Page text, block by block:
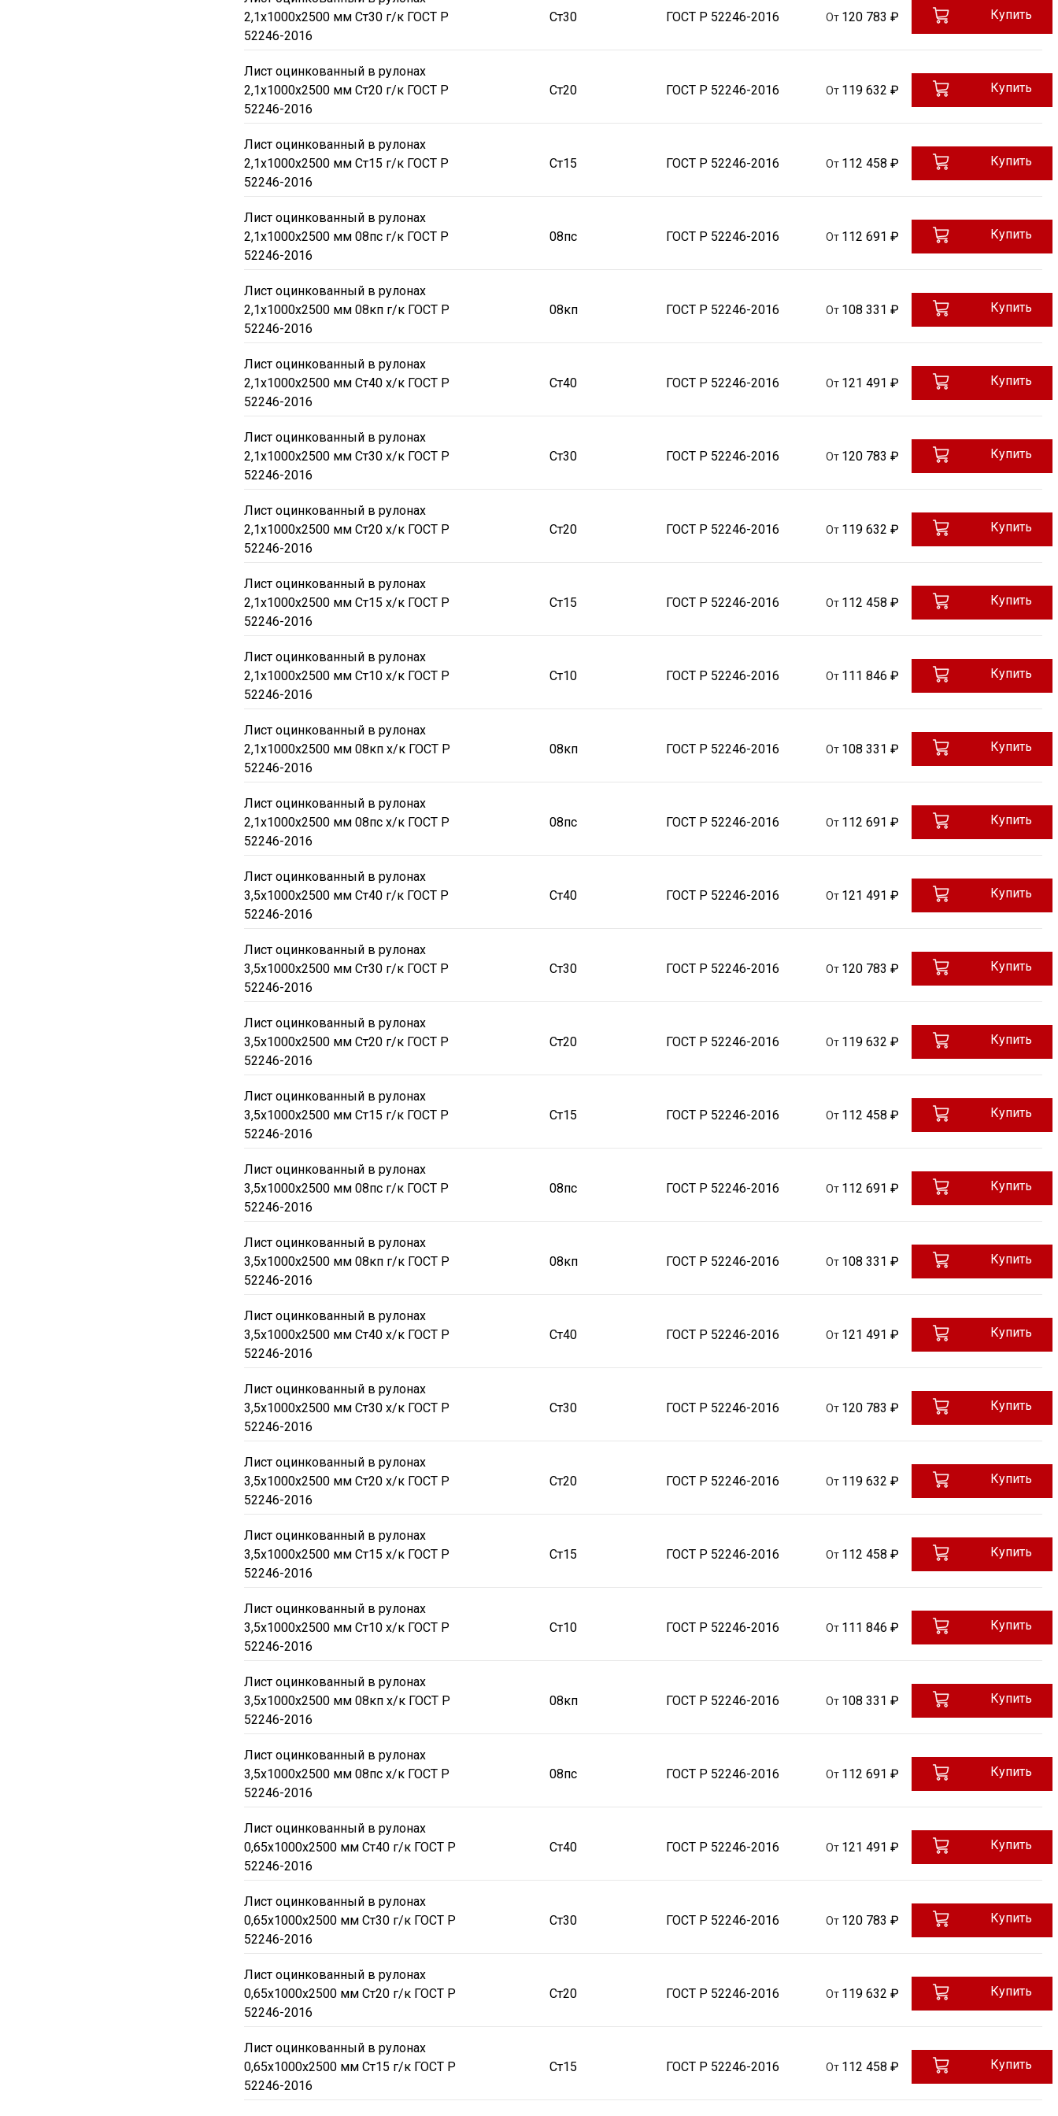
2,1х1000х2500 мм Ст30 г/к ГОСТ Р
52246-2016
Ст30 ГОСТ Р 52246-2016 От 120 783 ₽ Купить
Лист оцинкованный в рулонах
2,1х1000х2500 мм Ст20 г/к ГОСТ Р
52246-2016
Ст20 ГОСТ Р 52246-2016 От 119 632 ₽ Купить
Лист оцинкованный в рулонах
2,1х1000х2500 мм Ст15 г/к ГОСТ Р
52246-2016
Ст15 ГОСТ Р 52246-2016 От 112 458 ₽ Купить
Лист оцинкованный в рулонах
2,1х1000х2500 мм 08пс г/к ГОСТ Р
52246-2016
08пс ГОСТ Р 52246-2016 От 112 691 ₽ Купить
Лист оцинкованный в рулонах
2,1х1000х2500 мм 08кп г/к ГОСТ Р
52246-2016
08кп ГОСТ Р 52246-2016 От 108 331 ₽ Купить
Лист оцинкованный в рулонах
2,1х1000х2500 мм Ст40 х/к ГОСТ Р
52246-2016
Ст40 ГОСТ Р 52246-2016 От 121 491 ₽ Купить
Лист оцинкованный в рулонах
2,1х1000х2500 мм Ст30 х/к ГОСТ Р
52246-2016
Ст30 ГОСТ Р 52246-2016 От 120 783 ₽ Купить
Лист оцинкованный в рулонах
2,1х1000х2500 мм Ст20 х/к ГОСТ Р
52246-2016
Ст20 ГОСТ Р 52246-2016 От 119 632 ₽ Купить
Лист оцинкованный в рулонах
2,1х1000х2500 мм Ст15 х/к ГОСТ Р
52246-2016
Ст15 ГОСТ Р 52246-2016 От 112 458 ₽ Купить
Лист оцинкованный в рулонах
2,1х1000х2500 мм Ст10 х/к ГОСТ Р
52246-2016
Ст10 ГОСТ Р 52246-2016 От 111 846 ₽ Купить
Лист оцинкованный в рулонах
2,1х1000х2500 мм 08кп х/к ГОСТ Р
52246-2016
08кп ГОСТ Р 52246-2016 От 108 331 ₽ Купить
Лист оцинкованный в рулонах
2,1х1000х2500 мм 08пс х/к ГОСТ Р
52246-2016
08пс ГОСТ Р 52246-2016 От 112 691 ₽ Купить
Лист оцинкованный в рулонах
3,5х1000х2500 мм Ст40 г/к ГОСТ Р
52246-2016
Ст40 ГОСТ Р 52246-2016 От 121 491 ₽ Купить
Лист оцинкованный в рулонах
3,5х1000х2500 мм Ст30 г/к ГОСТ Р
52246-2016
Ст30 ГОСТ Р 52246-2016 От 120 783 ₽ Купить
Лист оцинкованный в рулонах
3,5х1000х2500 мм Ст20 г/к ГОСТ Р
52246-2016
Ст20 ГОСТ Р 52246-2016 От 119 632 ₽ Купить
Лист оцинкованный в рулонах
3,5х1000х2500 мм Ст15 г/к ГОСТ Р
52246-2016
Ст15 ГОСТ Р 52246-2016 От 112 458 ₽ Купить
Лист оцинкованный в рулонах
3,5х1000х2500 мм 08пс г/к ГОСТ Р
52246-2016
08пс ГОСТ Р 52246-2016 От 112 691 ₽ Купить
Лист оцинкованный в рулонах
3,5х1000х2500 мм 08кп г/к ГОСТ Р
52246-2016
08кп ГОСТ Р 52246-2016 От 108 331 ₽ Купить
Лист оцинкованный в рулонах
3,5х1000х2500 мм Ст40 х/к ГОСТ Р
52246-2016
Ст40 ГОСТ Р 52246-2016 От 121 491 ₽ Купить
Лист оцинкованный в рулонах
3,5х1000х2500 мм Ст30 х/к ГОСТ Р
52246-2016
Ст30 ГОСТ Р 52246-2016 От 120 783 ₽ Купить
Лист оцинкованный в рулонах
3,5х1000х2500 мм Ст20 х/к ГОСТ Р
52246-2016
Ст20 ГОСТ Р 52246-2016 От 119 632 ₽ Купить
Лист оцинкованный в рулонах
3,5х1000х2500 мм Ст15 х/к ГОСТ Р
52246-2016
Ст15 ГОСТ Р 52246-2016 От 112 458 ₽ Купить
Лист оцинкованный в рулонах
3,5х1000х2500 мм Ст10 х/к ГОСТ Р
52246-2016
Ст10 ГОСТ Р 52246-2016 От 111 846 ₽ Купить
Лист оцинкованный в рулонах
3,5х1000х2500 мм 08кп х/к ГОСТ Р
52246-2016
08кп ГОСТ Р 52246-2016 От 108 331 ₽ Купить
Лист оцинкованный в рулонах
3,5х1000х2500 мм 08пс х/к ГОСТ Р
52246-2016
08пс ГОСТ Р 52246-2016 От 112 691 ₽ Купить
Лист оцинкованный в рулонах
0,65х1000х2500 мм Ст40 г/к ГОСТ Р
52246-2016
Ст40 ГОСТ Р 52246-2016 От 121 491 ₽ Купить
Лист оцинкованный в рулонах
0,65х1000х2500 мм Ст30 г/к ГОСТ Р
52246-2016
Ст30 ГОСТ Р 52246-2016 От 120 783 ₽ Купить
Лист оцинкованный в рулонах
0,65х1000х2500 мм Ст20 г/к ГОСТ Р
52246-2016
Ст20 ГОСТ Р 52246-2016 От 119 632 ₽ Купить
Лист оцинкованный в рулонах
0,65х1000х2500 мм Ст15 г/к ГОСТ Р
52246-2016
Ст15 ГОСТ Р 52246-2016 От 112 458 ₽ Купить